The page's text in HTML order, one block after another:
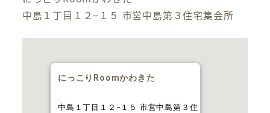
中島１丁目１２−１５ 市営中島第３住宅集会所
にっこりRoomかわきた
中島１丁目１２−１５ 市営中島第３住